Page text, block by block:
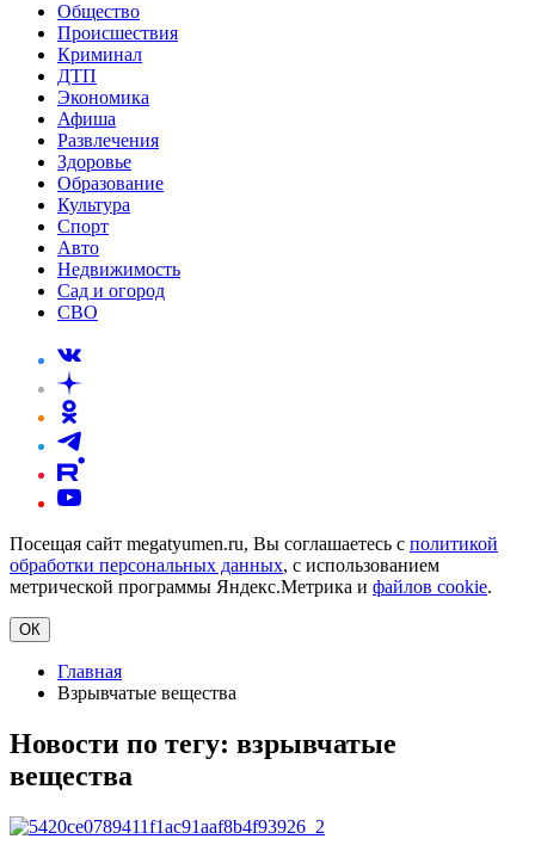
Общество
Происшествия
Криминал
ДТП
Экономика
Афиша
Развлечения
Здоровье
Образование
Культура
Спорт
Авто
Недвижимость
Сад и огород
СВО
Посещая сайт megatyumen.ru, Вы соглашаетесь с политикой
обработки персональных данных, с использованием
метрической программы Яндекс.Метрика и файлов cookie.
ОК
Главная
Взрывчатые вещества
Новости по тегу: взрывчатые
вещества